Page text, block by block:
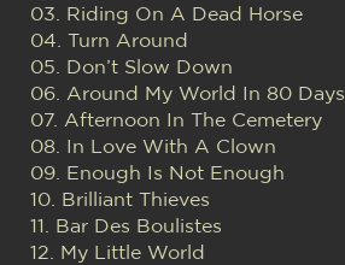
03. Riding On A Dead Horse
04. Turn Around
05. Don’t Slow Down
06. Around My World In 80 Days
07. Afternoon In The Cemetery
08. In Love With A Clown
09. Enough Is Not Enough
10. Brilliant Thieves
11. Bar Des Boulistes
12. My Little World